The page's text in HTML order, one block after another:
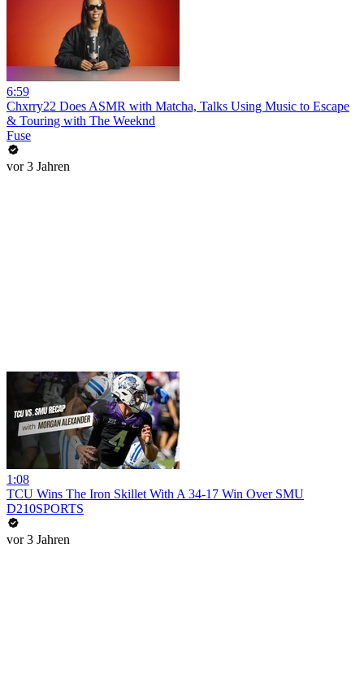
6:59
Chxrry22 Does ASMR with Matcha, Talks Using Music to Escape
& Touring with The Weeknd
Fuse
vor 3 Jahren
1:08
TCU Wins The Iron Skillet With A 34-17 Win Over SMU
D210SPORTS
vor 3 Jahren